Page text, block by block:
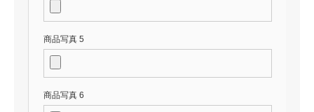
商品写真 5
商品写真 6